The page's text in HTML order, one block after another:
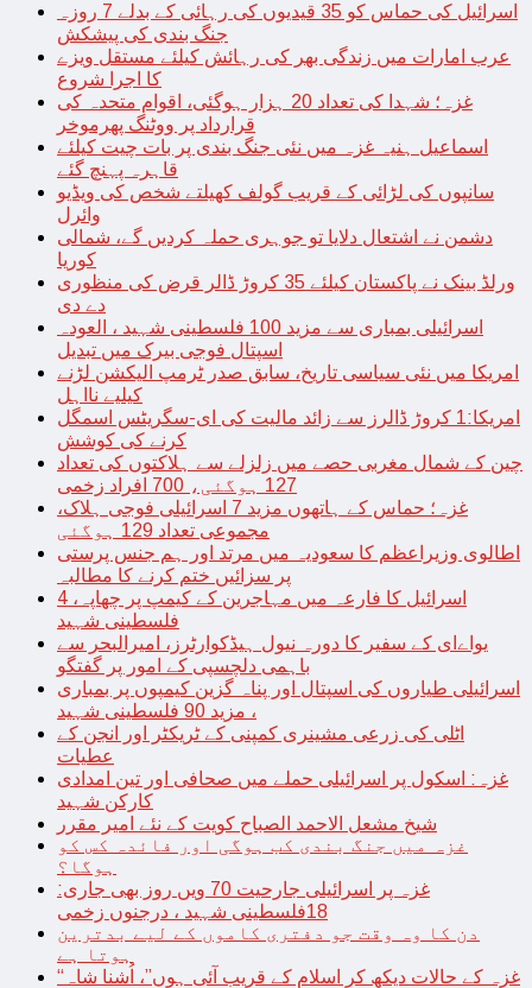
اسرائیل کی حماس کو 35 قیدیوں کی رہائی کے بدلے 7 روزہ
جنگ بندی کی پیشکش
عرب امارات میں زندگی بھر کی رہائش کیلئے مستقل ویزے
کا اجرا شروع
غزہ؛ شہدا کی تعداد 20 ہزار ہوگئی، اقوام متحدہ کی
قرارداد پر ووٹنگ پھرموخر
اسماعیل ہنیہ غزہ میں نئی جنگ بندی پر بات چیت کیلئے
قاہرہ پہنچ گئے
سانپوں کی لڑائی کے قریب گولف کھیلتے شخص کی ویڈیو
وائرل
دشمن نے اشتعال دلایا تو جوہری حملہ کردیں گے، شمالی
کوریا
ورلڈ بینک نے پاکستان کیلئے 35 کروڑ ڈالر قرض کی منظوری
دے دی
اسرائیلی بمباری سے مزید 100 فلسطینی شہید ، العودہ
اسپتال فوجی بیرک میں تبدیل
امریکا میں نئی سیاسی تاریخ، سابق صدر ٹرمپ الیکشن لڑنے
کیلیے نااہل
امریکا:1 کروڑ ڈالرز سے زائد مالیت کی ای-سگریٹس اسمگل
کرنے کی کوشش
چین کے شمال مغربی حصے میں زلزلے سے ہلاکتوں کی تعداد
127 ہوگئی، 700 افراد زخمی
غزہ؛ حماس کے ہاتھوں مزید 7 اسرائیلی فوجی ہلاک،
مجموعی تعداد 129 ہوگئی
اطالوی وزیراعظم کا سعودیہ میں مرتد اور ہم جنس پرستی
پر سزائیں ختم کرنے کا مطالبہ
اسرائیل کا فارعہ میں مہاجرین کے کیمپ پر چھاپہ، 4
فلسطینی شہید
یواےای کے سفیر کا دورہ نیول ہیڈکوارٹرز، امیرالبحر سے
باہمی دلچسپی کے امور پر گفتگو
اسرائیلی طیاروں کی اسپتال اور پناہ گزین کیمپوں پر بمباری
، مزید 90 فلسطینی شہید
اٹلی کی زرعی مشینری کمپنی کے ٹریکٹر اور انجن کے
عطیات
غزہ: اسکول پر اسرائیلی حملے میں صحافی اور تین امدادی
کارکن شہید
شیخ مشعل الاحمد الصباح کویت کے نئے امیر مقرر
غزہ میں جنگ بندی کب ہوگی اور فائدہ کس کو
ہوگا؟
غزہ پر اسرائیلی جارحیت 70 ویں روز بھی جاری:
18فلسطینی شہید ، درجنوں زخمی
دن کا وہ وقت جو دفتری کاموں کے لیے بدترین
ہوتا ہے
“غزہ کے حالات دیکھ کر اسلام کے قریب آئی ہوں”، اُشنا شاہ